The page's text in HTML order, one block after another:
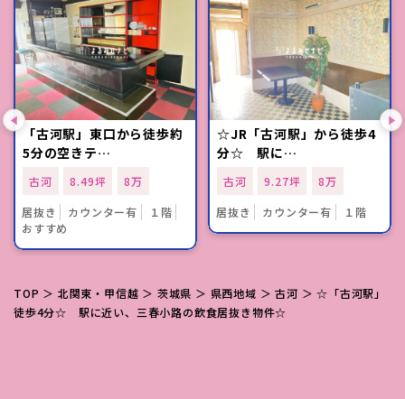
「古河駅」東口から徒歩約
5分の空きテ…
古河 8.49坪
8万
居抜き
カウンター有
１階
おすすめ
☆JR「古河駅」から徒歩4
分☆ 駅に…
古河 9.27坪
8万
居抜き
カウンター有 １階
TOP ＞ 北関東・甲信越 ＞ 茨城県 ＞ 県西地域 ＞古河 ＞ ☆「古河駅」
徒歩4分☆ 駅に近い、三春小路の飲食居抜き物件☆